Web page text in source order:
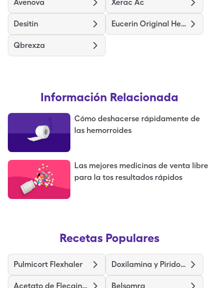
Avenova Xerac Ac
Desitin Eucerin Original Healing
Qbrexza
Información Relacionada
Cómo deshacerse rápidamente de
las hemorroides
Las mejores medicinas de venta libre
para la tos resultados rápidos
Recetas Populares
Pulmicort Flexhaler Doxilamina y Piridoxina
Acetato de Flecainida Belsomra